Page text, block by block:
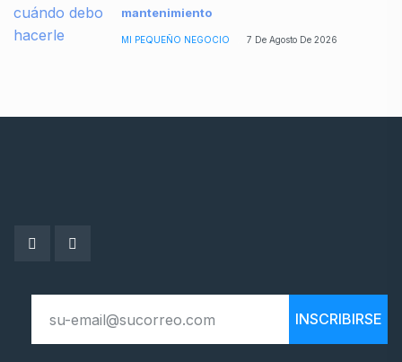
mantenimiento
MI PEQUEÑO NEGOCIO 7 De Agosto De 2026
INSCRIBIRSE